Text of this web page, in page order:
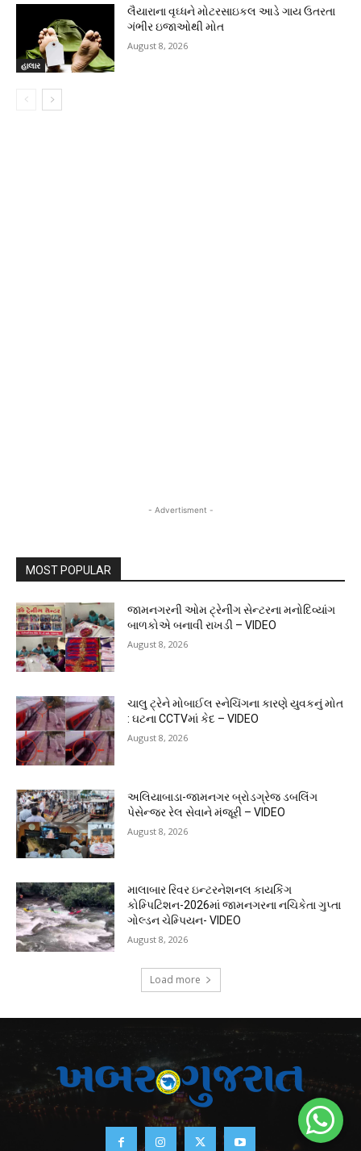
હાલાર
લૈયારાના વૃઘ્ધને મોટરસાઇકલ આડે ગાય ઉતરતા
ગંભીર ઇજાઓથી મોત
August 8, 2026
- Advertisment -
MOST POPULAR
જામનગરની ઓમ ટ્રેનીંગ સેન્ટરના મનોદિવ્યાંગ
બાળકોએ બનાવી રાખડી – VIDEO
August 8, 2026
ચાલુ ટ્રેને મોબાઈલ સ્નેચિંગના કારણે યુવકનું મોત
: ઘટના CCTVમાં કેદ – VIDEO
August 8, 2026
અલિયાબાડા-જામનગર બ્રોડગ્રેજ ડબલિંગ
પેસેન્જર રેલ સેવાને મંજૂરી – VIDEO
August 8, 2026
માલાબાર રિવર ઇન્ટરનેશનલ કાયકિંગ
કોમ્પિટિશન-2026માં જામનગરના નચિકેતા ગુપ્તા
ગોલ્ડન ચેમ્પિયન- VIDEO
August 8, 2026
Load more